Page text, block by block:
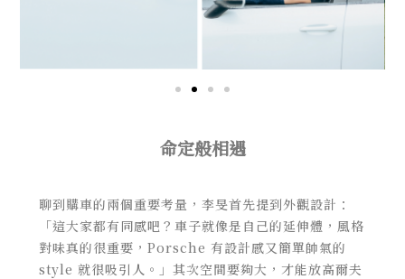
命定般相遇
聊到購車的兩個重要考量，李旻首先提到外觀設計：
「這大家都有同感吧？車子就像是自己的延伸體，風格
對味真的很重要，Porsche 有設計感又簡單帥氣的
style 就很吸引人。」其次空間要夠大，才能放高爾夫